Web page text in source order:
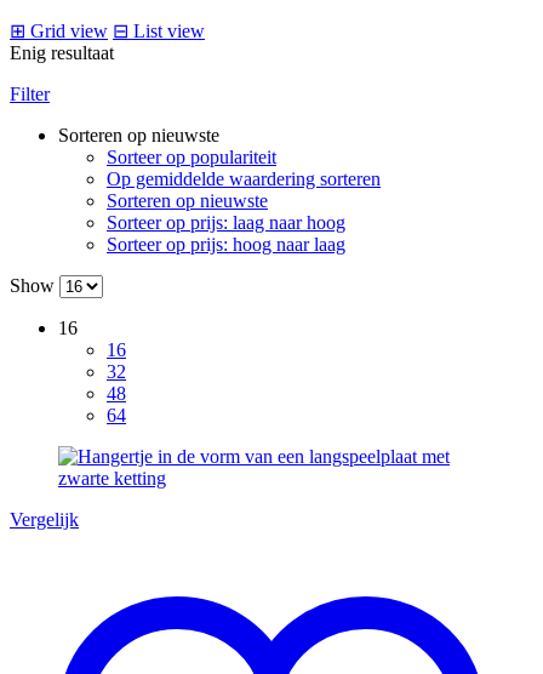
⊞ Grid view ⊟ List view
Enig resultaat
Filter
Sorteren op nieuwste
Sorteer op populariteit
Op gemiddelde waardering sorteren
Sorteren op nieuwste
Sorteer op prijs: laag naar hoog
Sorteer op prijs: hoog naar laag
Show
16
16
32
48
64
Vergelijk